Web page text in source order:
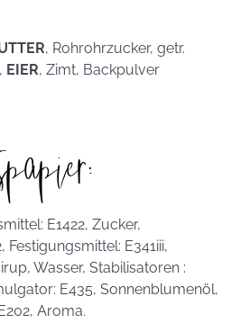
, Rohrohrzucker, getr.
EIER, Zimt, Backpulver
E1422, Zucker,
Festigungsmittel: E341iii,
Wasser, Stabilisatoren :
E435, Sonnenblumenöl,
Aroma.